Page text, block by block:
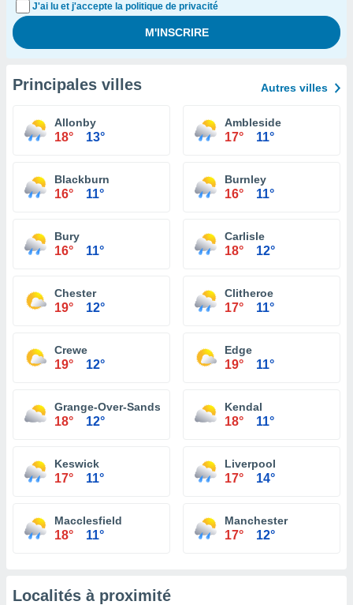
J'ai lu et j'accepte la politique de privacité
Principales villes Autres villes
Allonby
18° 13°
Ambleside
17° 11°
Blackburn
16° 11°
Burnley
16° 11°
Bury
16° 11°
Carlisle
18° 12°
Chester
19° 12°
Clitheroe
17° 11°
Crewe
19° 12°
Edge
19° 11°
Grange-Over-Sands
18° 12°
Kendal
18° 11°
Keswick
17° 11°
Liverpool
17° 14°
Macclesfield
18° 11°
Manchester
17° 12°
Localités à proximité